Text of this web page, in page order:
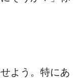
よう。特にあ